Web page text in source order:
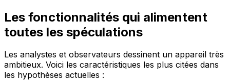
Les fonctionnalités qui alimentent
toutes les spéculations
Les analystes et observateurs dessinent un appareil très
ambitieux. Voici les caractéristiques les plus citées dans
les hypothèses actuelles :